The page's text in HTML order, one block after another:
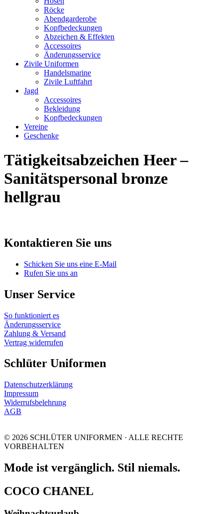
Röcke
Abendgarderobe
Kopfbedeckungen
Abzeichen & Effekten
Accessoires
Änderungsservice
Zivile Uniformen
Handelsmarine
Zivile Luftfahrt
Jagd
Accessoires
Bekleidung
Kopfbedeckungen
Vereine
Geschenke
Tätigkeitsabzeichen Heer –
Sanitätspersonal bronze
hellgrau
Kontaktieren Sie uns
Schicken Sie uns eine E-Mail
Rufen Sie uns an
Unser Service
So funktioniert es
Änderungsservice
Zahlung & Versand
Vertrag widerrufen
Schlüter Uniformen
Datenschutzerklärung
Impressum
Widerrufsbelehrung
AGB
© 2026 SCHLÜTER UNIFORMEN · ALLE RECHTE
VORBEHALTEN
Mode ist vergänglich. Stil niemals.
COCO CHANEL